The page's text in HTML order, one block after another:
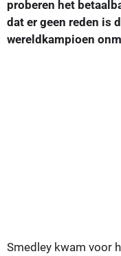
proberen het
dat er geen reden is
wereldkampioen
Smedley kwam voor